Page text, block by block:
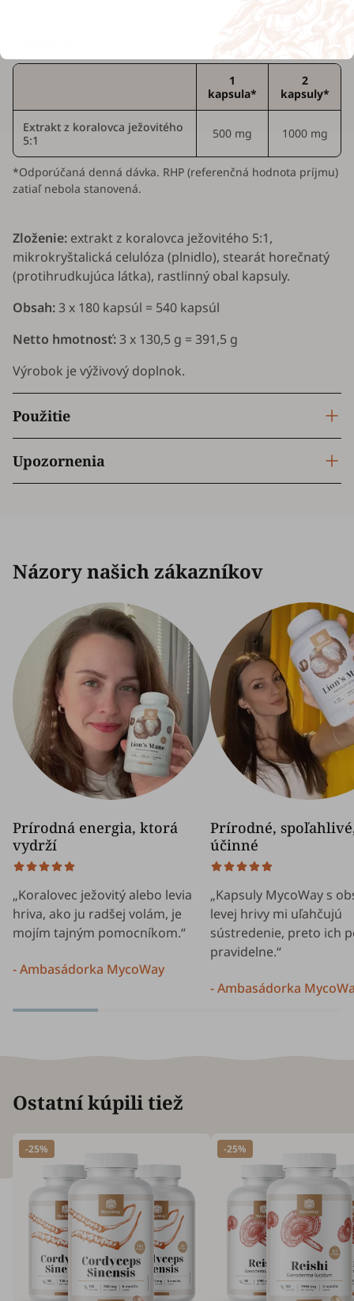
1
kapsula*
2
kapsuly*
Extrakt z koralovca ježovitého
5:1
500 mg 1000 mg
*Odporúčaná denná dávka. RHP (referenčná hodnota príjmu)
zatiaľ nebola stanovená.
Zloženie: extrakt z koralovca ježovitého 5:1,
mikrokryštalická celulóza (plnidlo), stearát horečnatý
(protihrudkujúca látka), rastlinný obal kapsuly.
Obsah:3 x 180 kapsúl = 540 kapsúl
Netto hmotnosť:3 x 130,5 g = 391,5 g
Výrobok je výživový doplnok.
Použitie
Upozornenia
Názory našich zákazníkov
Prírodná energia, ktorá
vydrží
„Koralovec ježovitý alebo levia
hriva, ako ju radšej volám, je
mojím tajným pomocníkom.“
- Ambasádorka MycoWay
Prírodné,
účinné
„Kapsuly MycoWay s
levej hrivy mi uľahčujú
sústredenie, preto ich
pravidelne.“
- Ambasádorka
Ostatní kúpili tiež
-25% -25%